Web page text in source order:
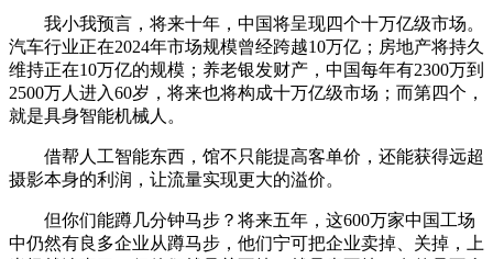
我小我预言，将来十年，中国将呈现四个十万亿级市场。
汽车行业正在2024年市场规模曾经跨越10万亿；房地产将持久
维持正在10万亿的规模；养老银发财产，中国每年有2300万到
2500万人进入60岁，将来也将构成十万亿级市场；而第四个，
就是具身智能机械人。
借帮人工智能东西，馆不只能提高客单价，还能获得远超
摄影本身的利润，让流量实现更大的溢价。
但你们能蹲几分钟马步？将来五年，这600万家中国工场
中仍然有良多企业从蹲马步，他们宁可把企业卖掉、关掉，上